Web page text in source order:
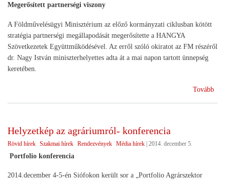
Megerősített partnerségi viszony
A Földművelésügyi Minisztérium az előző kormányzati ciklusban kötött
stratégia partnerségi megállapodását megerősítette a HANGYA
Szövetkezetek Együttműködésével. Az erről szóló okiratot az FM részéről
dr. Nagy István miniszterhelyettes adta át a mai napon tartott ünnepség
keretében.
Tovább
Helyzetkép az agráriumról- konferencia
Rövid hírek Szakmai hírek Rendezvények Média hírek | 2014. december 5.
Portfolio konferencia
2014.december 4-5-én Siófokon került sor a „Portfolio Agrárszektor